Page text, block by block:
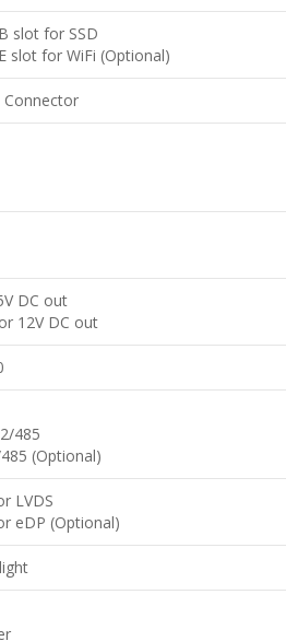
slot for SSD
slot for WiFi (Optional)
Connector
DC out
12V DC out
485
(Optional)
LVDS
eDP (Optional)